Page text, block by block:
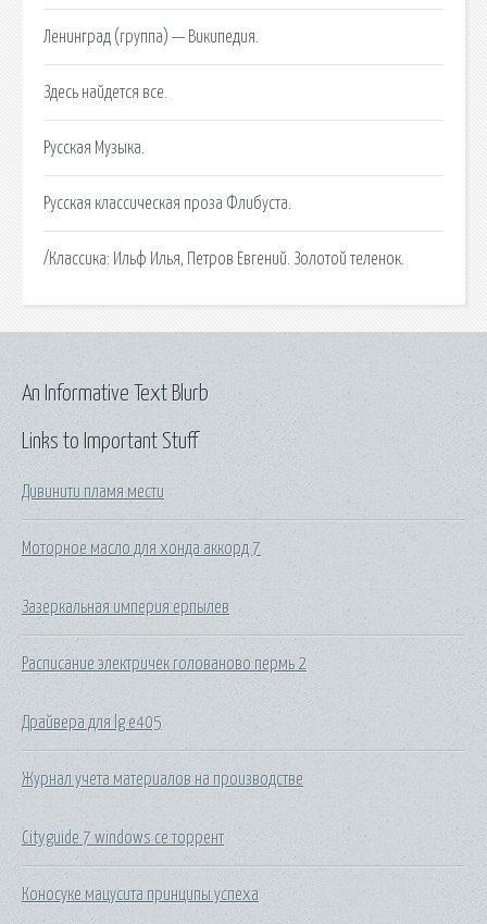
Ленинград (группа) — Википедия.
Здесь найдется все.
Русская Музыка.
Русская классическая проза Флибуста.
/Классика: Ильф Илья, Петров Евгений. Золотой теленок.
Links to Important Stuff
Дивинити пламя мести
Моторное масло для хонда аккорд 7
Зазеркальная империя ерпылев
Расписание электричек голованово пермь 2
Драйвера для lg e405
Журнал учета материалов на производстве
Cityguide 7 windows ce торрент
Коносуке мацусита принципы успеха
An Informative Text Blurb